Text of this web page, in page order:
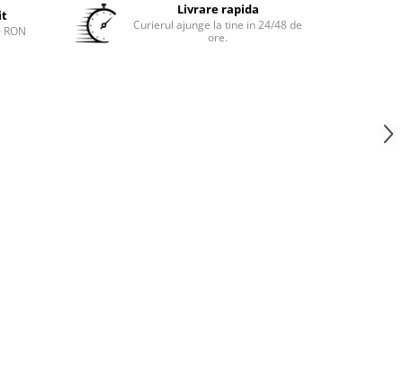
Livrare rapida
Curierul ajunge la tine in 24/48 de
ore.